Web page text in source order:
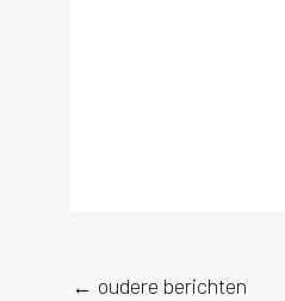
← oudere berichten